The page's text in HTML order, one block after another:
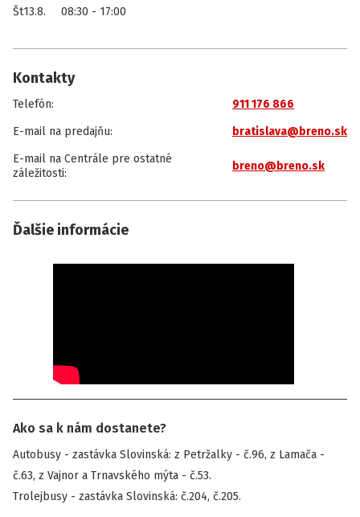
Št13.8. 08:30 - 17:00
Kontakty
Telefón:
911 176 866
E-mail na predajňu:
bratislava@breno.sk
E-mail na Centrále pre ostatné
záležitosti:
breno@breno.sk
Ďalšie informácie
Ako sa k nám dostanete?
Autobusy - zastávka Slovinská: z Petržalky - č.96, z Lamača -
č.63, z Vajnor a Trnavského mýta - č.53.
Trolejbusy - zastávka Slovinská: č.204, č.205.